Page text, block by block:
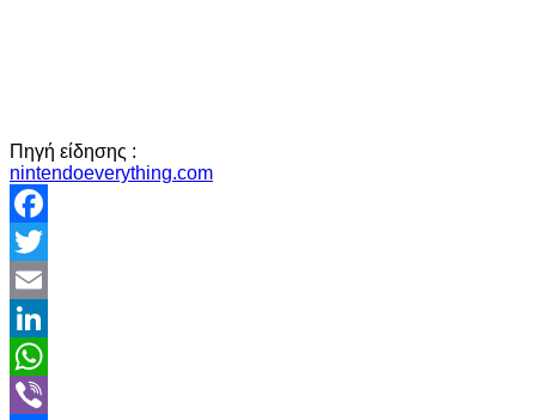
Πηγή είδησης :
nintendoeverything.com
Facebook
Twitter
Email
LinkedIn
WhatsApp